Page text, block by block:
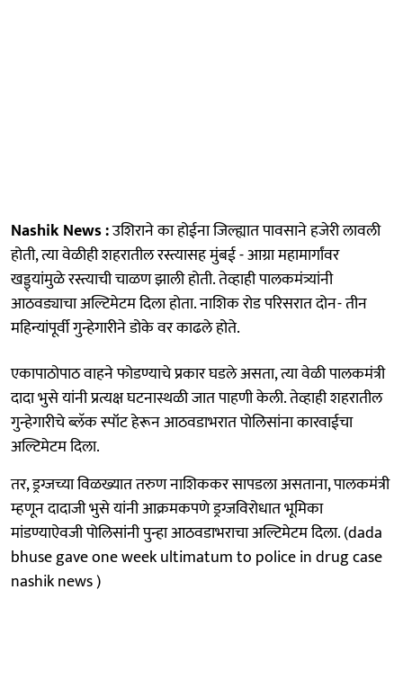
Nashik News :उशिराने का होईना जिल्ह्यात पावसाने हजेरी लावली
होती, त्या वेळीही शहरातील रस्त्यासह मुंबई - आग्रा महामार्गांवर
खड्ड्यांमुळे रस्त्याची चाळण झाली होती. तेव्हाही पालकमंत्र्यांनी
आठवड्याचा अल्टिमेटम दिला होता. नाशिक रोड परिसरात दोन- तीन
महिन्यांपूर्वी गुन्हेगारीने डोके वर काढले होते.
एकापाठोपाठ वाहने फोडण्याचे प्रकार घडले असता, त्या वेळी पालकमंत्री
दादा भुसे यांनी प्रत्यक्ष घटनास्थळी जात पाहणी केली. तेव्हाही शहरातील
गुन्हेगारीचे ब्लॅक स्पॉट हेरून आठवडाभरात पोलिसांना कारवाईचा
अल्टिमेटम दिला.
तर, ड्रग्ज‌च्या विळख्यात तरुण नाशिककर सापडला असताना, पालकमंत्री
म्हणून दादाजी भुसे यांनी आक्रमकपणे ड्रग्ज‌विरोधात भूमिका
मांडण्याऐवजी पोलिसांनी पुन्हा आठवडाभराचा अल्टिमेटम दिला. (dada
bhuse gave one week ultimatum to police in drug case
nashik news )